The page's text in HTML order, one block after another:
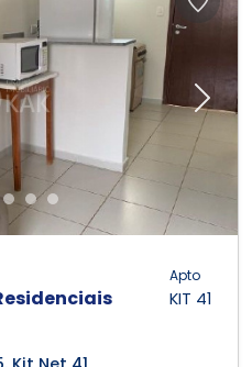
Next
Apto
KIT 41